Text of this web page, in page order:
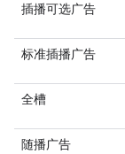
插播可选广告
标准插播广告
全槽
随播广告